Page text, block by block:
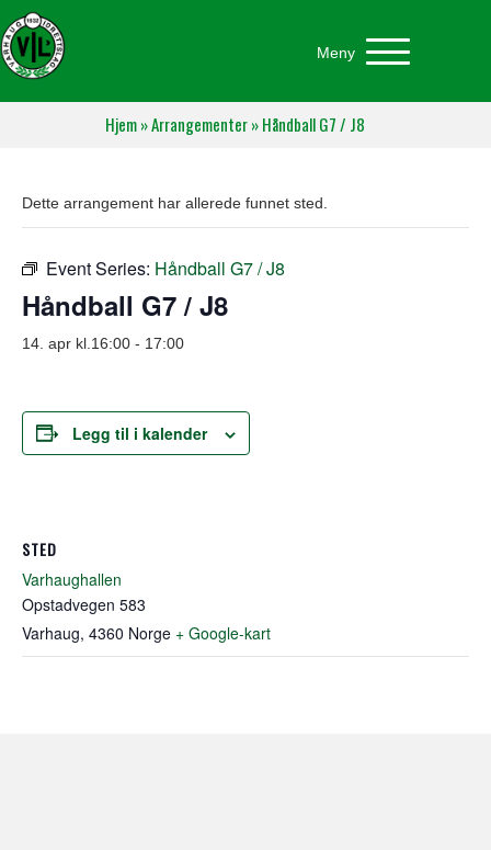
Meny
Hjem»Arrangementer»Håndball G7 / J8
Dette arrangement har allerede funnet sted.
Event Series: Håndball G7 / J8
Håndball G7 / J8
14. apr kl.16:00 - 17:00
Legg til i kalender
STED
Varhaughallen
Opstadvegen 583
Varhaug, 4360 Norge + Google-kart